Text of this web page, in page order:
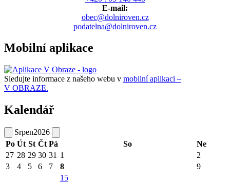
E-mail:
obec@dolniroven.cz
podatelna@dolniroven.cz
Mobilní aplikace
Sledujte informace z našeho webu v mobilní aplikaci –
V OBRAZE.
Kalendář
Srpen2026
Po Út St Čt Pá So
Ne
27 28 29 30 31 1
2
3
4 5 6 7 8 9
15